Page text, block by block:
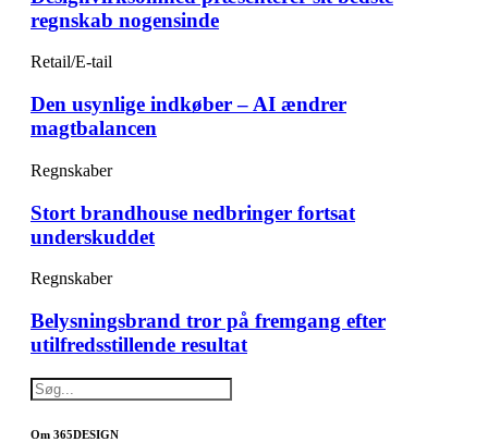
regnskab nogensinde
Retail/E-tail
Den usynlige indkøber – AI ændrer
magtbalancen
Regnskaber
Stort brandhouse nedbringer fortsat
underskuddet
Regnskaber
Belysningsbrand tror på fremgang efter
utilfredsstillende resultat
Om 365DESIGN